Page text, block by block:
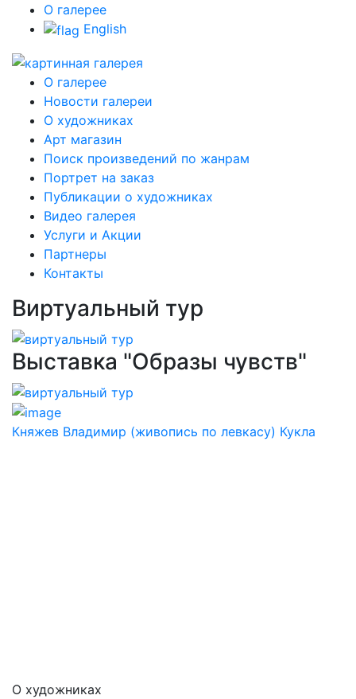
О галерее
English
О галерее
Новости галереи
О художниках
Арт магазин
Поиск произведений по жанрам
Портрет на заказ
Публикации о художниках
Видео галерея
Услуги и Акции
Партнеры
Контакты
Виртуальный тур
Выставка "Образы чувств"
Княжев Владимир (живопись по левкасу) Кукла
О художниках